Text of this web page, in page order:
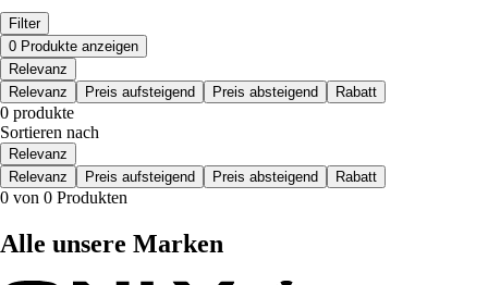
Filter
0 Produkte anzeigen
Relevanz
Relevanz
Preis aufsteigend Preis absteigend Rabatt
0 produkte
Sortieren nach
Relevanz
Relevanz
Preis aufsteigend Preis absteigend Rabatt
0 von 0 Produkten
Alle unsere Marken